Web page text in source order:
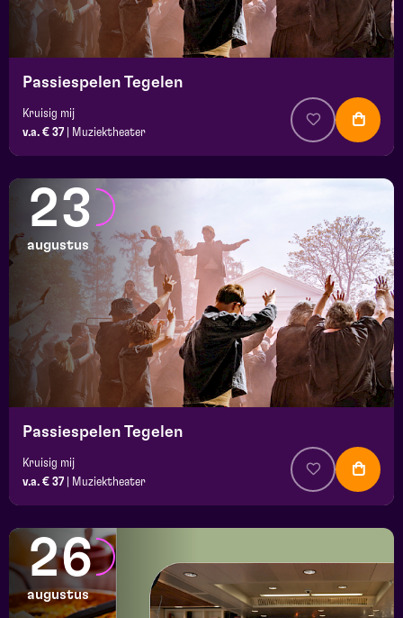
Passiespelen Tegelen
Kruisig mij
v.a. € 37
Muziektheater
23
augustus
Passiespelen Tegelen
Kruisig mij
v.a. € 37
Muziektheater
26
augustus